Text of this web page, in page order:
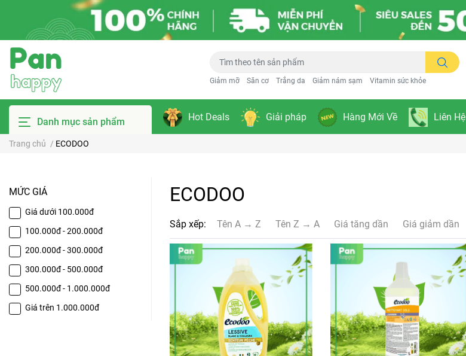
Giảm mỡ Săn cơ Trắng da Giảm nám sạm Vitamin sức khỏe
Danh mục sản phẩm Hot Deals Giải pháp Hàng Mới Về Liên Hệ
Trang chủ / ECODOO
MỨC GIÁ
Giá dưới 100.000đ
100.000đ - 200.000đ
200.000đ - 300.000đ
300.000đ - 500.000đ
500.000đ - 1.000.000đ
Giá trên 1.000.000đ
ECODOO
Sắp xếp: Tên A → Z Tên Z → A Giá tăng dần Giá giảm dần